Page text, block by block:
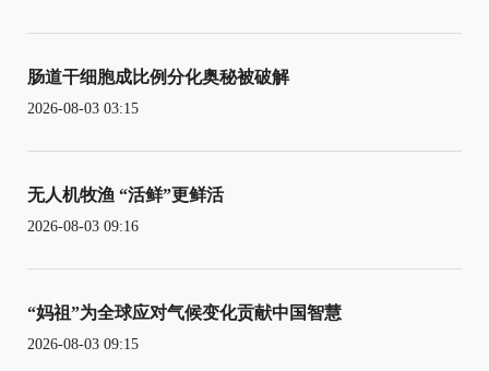
肠道干细胞成比例分化奥秘被破解
2026-08-03 03:15
无人机牧渔 “活鲜”更鲜活
2026-08-03 09:16
“妈祖”为全球应对气候变化贡献中国智慧
2026-08-03 09:15